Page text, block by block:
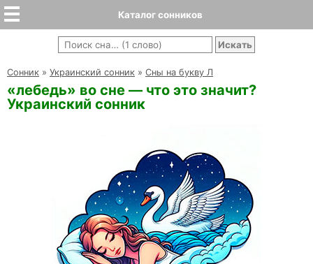
Каталог сонников
Cонник » Украинский сонник » Сны на букву Л
«лебедь» во сне — что это значит?
Украинский сонник